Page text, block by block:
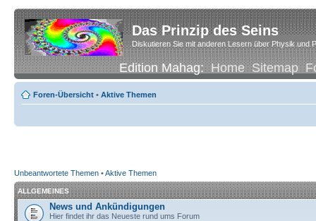
Das Prinzip des Seins
Diskutieren Sie mit anderen Lesern über Physik und
Edition Mahag:Home Sitemap
Foren-Übersicht • Aktive Themen
Unbeantwortete Themen •Aktive Themen
ALLGEMEINES
News und Ankündigungen
Hier findet ihr das Neueste rund ums Forum